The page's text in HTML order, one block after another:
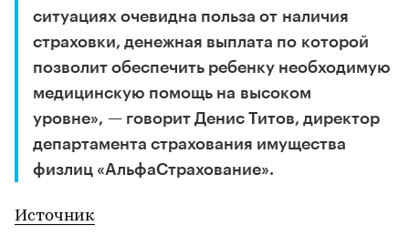
ситуациях очевидна польза от наличия
страховки, денежная выплата по которой
позволит обеспечить ребенку необходимую
медицинскую помощь на высоком
уровне», — говорит Денис Титов, директор
департамента страхования имущества
физлиц «АльфаСтрахование».
Источник